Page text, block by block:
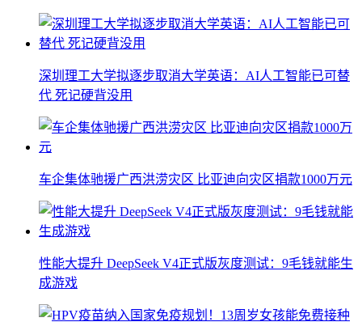
深圳理工大学拟逐步取消大学英语：AI人工智能已可替
代 死记硬背没用
车企集体驰援广西洪涝灾区 比亚迪向灾区捐款1000万元
性能大提升 DeepSeek V4正式版灰度测试：9毛钱就能生
成游戏